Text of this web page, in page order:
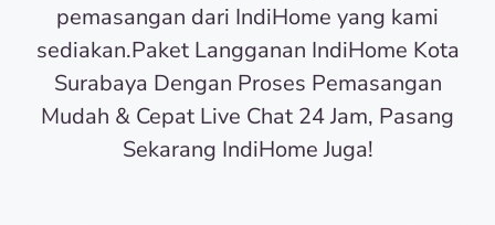
pemasangan dari IndiHome yang kami
sediakan.Paket Langganan IndiHome Kota
Surabaya Dengan Proses Pemasangan
Mudah & Cepat Live Chat 24 Jam, Pasang
Sekarang IndiHome Juga!